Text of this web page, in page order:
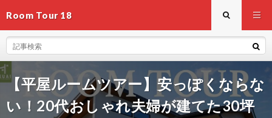
Room Tour 18
【平屋ルームツアー】安っぽくならな
い！20代おしゃれ夫婦が建てた30坪